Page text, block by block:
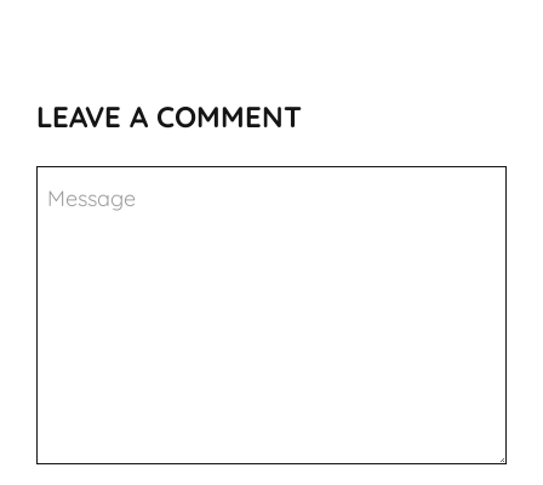
LEAVE A COMMENT